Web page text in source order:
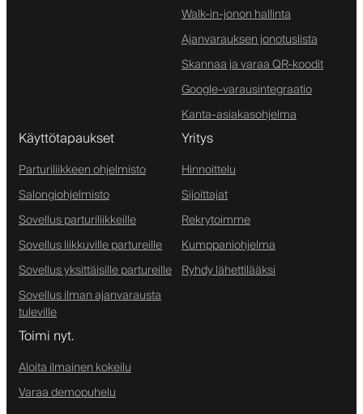
Walk-in-jonon hallinta
Ajanvarauksen jonotuslista
Skannaa ja varaa QR-koodit
Google-varausintegraatio
Kanta-asiakasohjelma
Käyttötapaukset
Parturiliikkeen ohjelmisto
Salongiohjelmisto
Sovellus parturiliikkeille
Sovellus liikkuville partureille
Sovellus yksittäisille partureille
Sovellus ilman ajanvarausta
tuleville
Yritys
Hinnoittelu
Sijoittajat
Rekrytoimme
Kumppaniohjelma
Ryhdy lähettilääksi
Toimi nyt.
Aloita ilmainen kokeilu
Varaa demopuhelu